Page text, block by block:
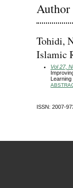
Tohidi,
Islamic
Vol 27,
ISSN: 2007-